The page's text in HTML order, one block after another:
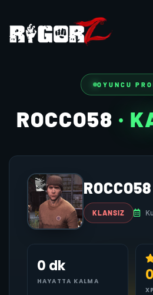
OYUNCU
ROCCO58 ·
ROCCO58
KLANSIZ
0 dk
HAYATTA KALMA 0
XP